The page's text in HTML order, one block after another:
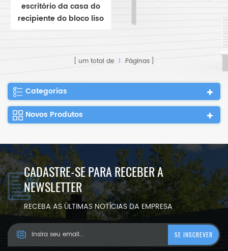
escritório da casa do
recipiente do bloco liso
um total de 1 Páginas
Categorias
Novos Produtos
CADASTRE-SE PARA RECEBER A
NEWSLETTER
RECEBA AS ÚLTIMAS NOTÍCIAS DA EMPRESA